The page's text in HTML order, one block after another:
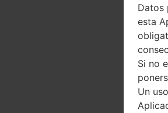
Datos
esta
Si no
Un